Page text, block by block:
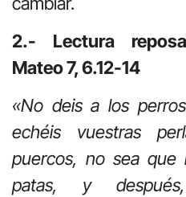
2.- Lectura
Mateo 7, 6.12-14
«No deis a los
echéis vuestras
puercos, no sea que
patas, y